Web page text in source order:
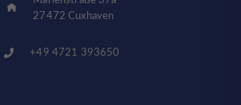
27472 Cuxhaven
+49 4721 393650